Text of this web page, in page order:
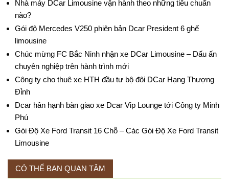
Nhà máy DCar Limousine vận hành theo những tiêu chuẩn
nào?
Gói độ Mercedes V250 phiên bản Dcar President 6 ghế
limousine
Chúc mừng FC Bắc Ninh nhận xe DCar Limousine – Dấu ấn
chuyên nghiệp trên hành trình mới
Công ty cho thuê xe HTH đầu tư bộ đôi DCar Hạng Thượng
Đỉnh
Dcar hân hạnh bàn giao xe Dcar Vip Lounge tới Công ty Minh
Phú
Gói Độ Xe Ford Transit 16 Chỗ – Các Gói Độ Xe Ford Transit
Limousine
CÓ THỂ BẠN QUAN TÂM